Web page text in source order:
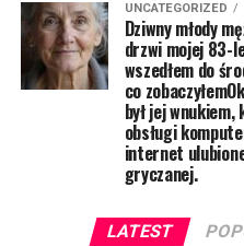
UNCATEGORIZED
Dziwny młody
drzwi mojej 83-
wszedłem do
co
był jej
obsługi
internet
gryczanej.
LATEST